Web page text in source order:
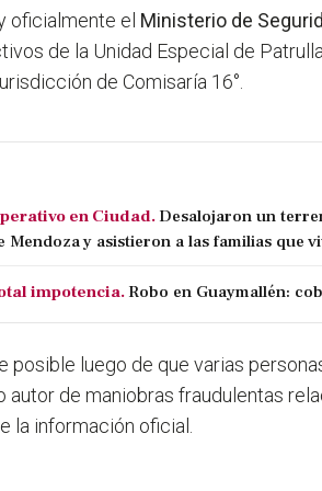
oficialmente el Ministerio de
de la Unidad Especial de
de Comisaría 16°.
en Ciudad. Desalojaron un
Mendoza y asistieron a las familias que
impotencia. Robo en Guaymallén:
posible luego de que varias
de maniobras fraudulentas
la información oficial.